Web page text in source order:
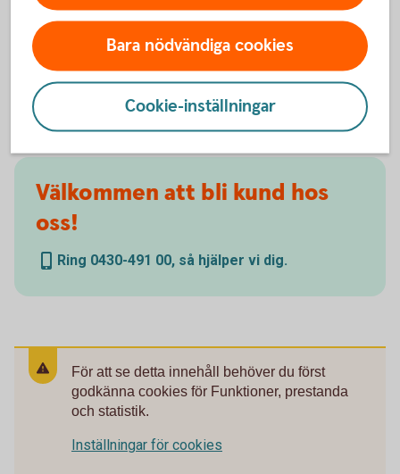
kostnadsfritt konto, bankkort, kreditkort, app,
internetbank och Swish.
NyckelkundStudent
Välkommen att bli kund hos
oss!
Ring 0430-491 00, så hjälper vi dig.
För att se detta innehåll behöver du först
godkänna cookies för Funktioner, prestanda
och statistik.
Inställningar för cookies
Bara nödvändiga cookies
Cookie-inställningar